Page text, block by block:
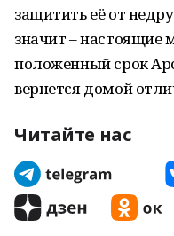
защитить её от
значит –
положенный срок
вернется домой
Читайте нас